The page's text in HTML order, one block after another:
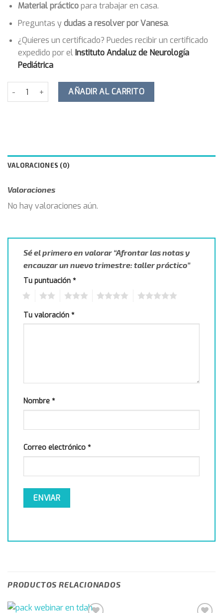
Material prácticopara trabajar en casa.
Preguntas ydudas a resolver por Vanesa.
¿Quieres un certificado? Puedes recibir un certificado
expedido por elInstituto Andaluz de Neurología
Pediátrica
Afrontar las notas y encauzar un nuevo trimestre: taller
AÑADIR AL CARRITO
VALORACIONES (0)
Valoraciones
No hay valoraciones aún.
Sé el primero en valorar “Afrontar las notas y
encauzar un nuevo trimestre: taller práctico”
Tu puntuación *
Tu valoración *
Nombre *
Correo electrónico *
PRODUCTOS RELACIONADOS